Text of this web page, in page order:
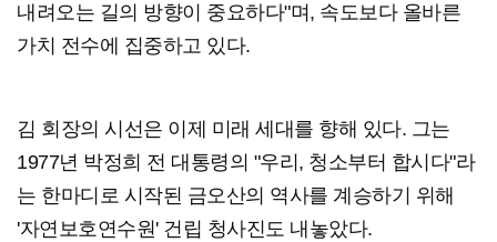
내려오는 길의 방향이 중요하다"며, 속도보다 올바른
가치 전수에 집중하고 있다.
김 회장의 시선은 이제 미래 세대를 향해 있다. 그는
1977년 박정희 전 대통령의 "우리, 청소부터 합시다"라
는 한마디로 시작된 금오산의 역사를 계승하기 위해
'자연보호연수원' 건립 청사진도 내놓았다.